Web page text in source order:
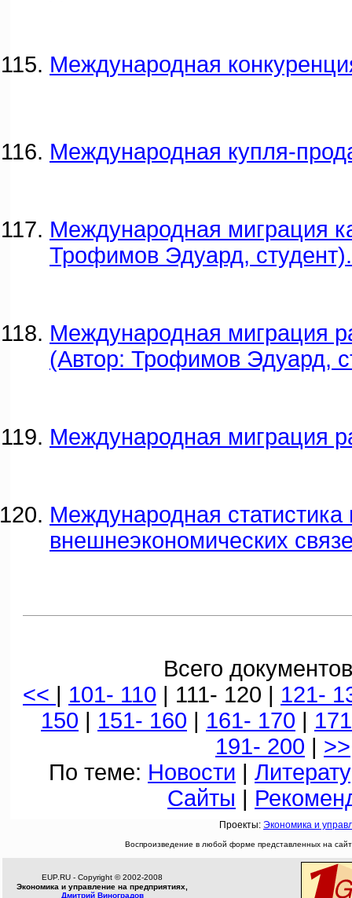
Международная
Международная купля-
Международная миграция
Трофимов Эдуард,
Международная миграция
(Автор: Трофимов Эдуард,
Международная миграция
Международная статистика
внешнеэкономических
Всего
<< | 101- 110 | 111- 120 | 121-
150 | 151- 160 | 161- 170 |
191- 200 | >>
По теме: Новости |
Сайты |
Проекты: Экономика и
Воспроизведение в любой форме представленных на
EUP.RU - Copyright © 2002-2008
Экономика и управление на предприятиях,
Дмитрий Виноградов